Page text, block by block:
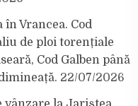
în Vrancea. Cod
de ploi torențiale
Cod Galben până
22/07/2026